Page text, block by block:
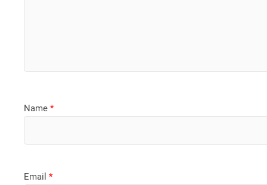
Name*
Email*